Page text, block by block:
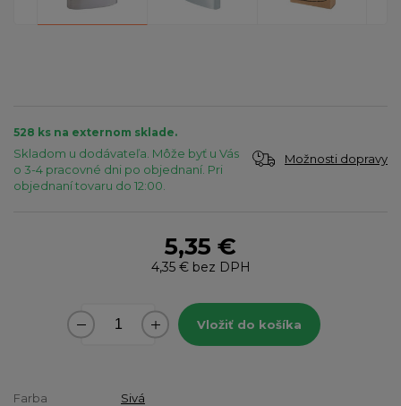
528 ks na externom sklade.
Skladom u dodávateľa. Môže byť u Vás
o 3-4 pracovné dni po objednaní. Pri
objednaní tovaru do 12:00.
Možnosti dopravy
5,35 €
4,35 €bez DPH
Vložiť do košíka
Farba Sivá